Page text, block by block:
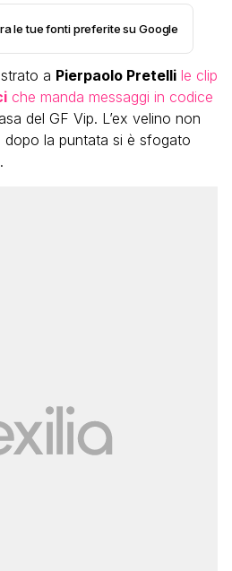
le tue fonti preferite su Google
a Pierpaolo Pretelli le clip
che manda messaggi in codice
del GF Vip. L’ex velino non
dopo la puntata si è sfogato